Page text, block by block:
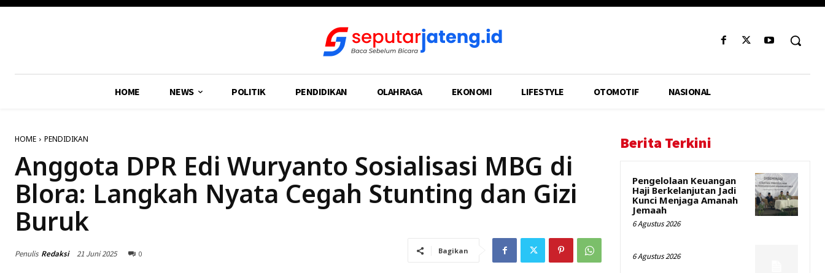
HOME NEWS POLITIK PENDIDIKAN OLAHRAGA EKONOMI LIFESTYLE OTOMOTIF NASIONAL
HOME PENDIDIKAN
Anggota DPR Edi Wuryanto Sosialisasi MBG di
Blora: Langkah Nyata Cegah Stunting dan Gizi
Buruk
Penulis Redaksi 21 Juni 2025 0 Bagikan
Berita Terkini
Pengelolaan Keuangan
Haji Berkelanjutan Jadi
Kunci Menjaga Amanah
Jemaah
6 Agustus 2026
6 Agustus 2026